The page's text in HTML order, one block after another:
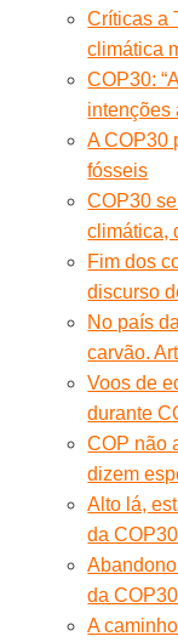
Críticas a
climática
COP30:
intenções
A COP30
fósseis
COP30
climática,
Fim dos
discurso
No país
carvão.
Voos de
durante
COP não
dizem
Alto lá,
da
da COP30
A